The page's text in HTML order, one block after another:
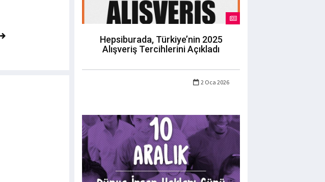
Hepsiburada, Türkiye’nin 2025
Alışveriş Tercihlerini Açıkladı
2 Oca 2026